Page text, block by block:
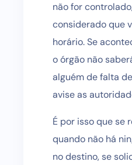
não for
considerado que
horário. Se
o órgão não
alguém de falta
avise as
É por isso que se
quando não há
no destino, se